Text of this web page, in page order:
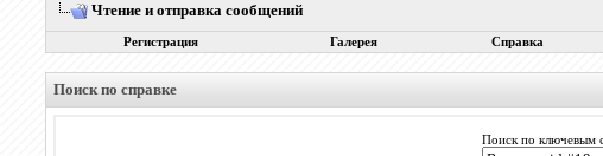
Чтение и отправка сообщений
Регистрация Галерея Справка
Поиск по справке
Поиск по ключевым